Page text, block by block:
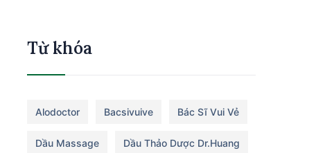
Từ khóa
Alodoctor Bacsivuive Bác Sĩ Vui Vẻ
Dầu Massage Dầu Thảo Dược Dr.huang